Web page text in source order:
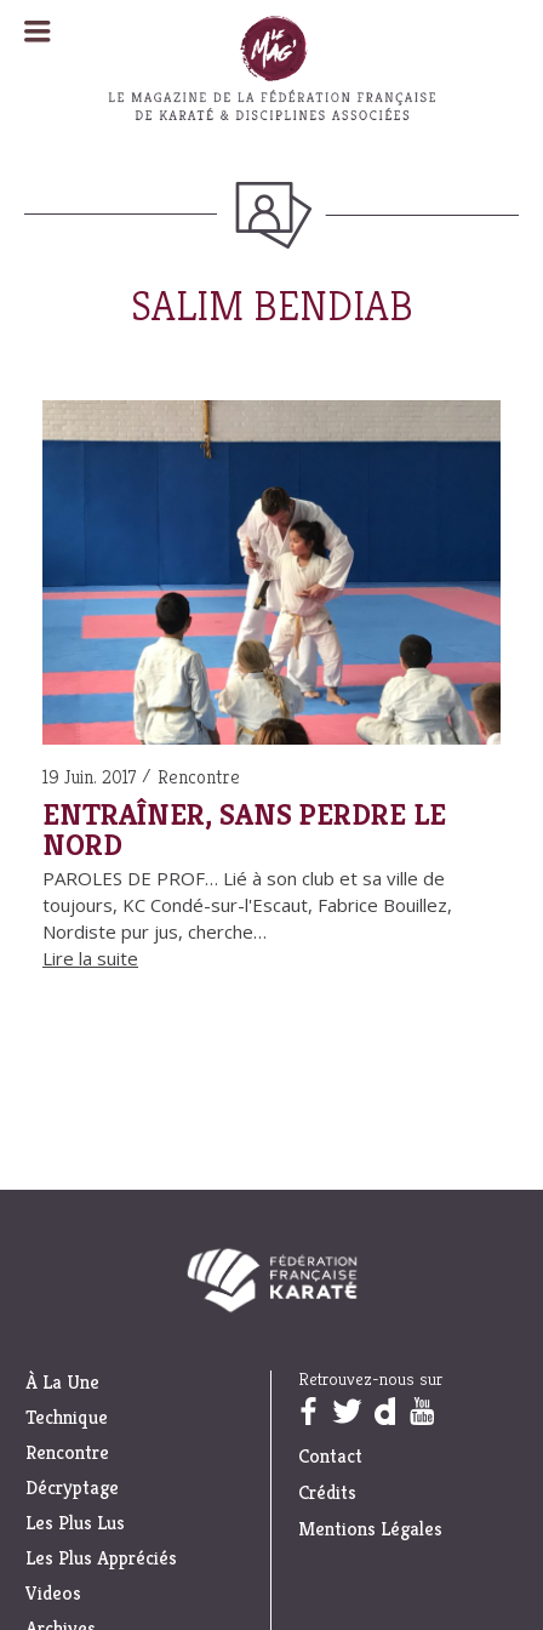
SALIM BENDIAB
19 Juin. 2017 Rencontre
ENTRAÎNER, SANS PERDRE LE
NORD
PAROLES DE PROF… Lié à son club et sa ville de
toujours, KC Condé-sur-l'Escaut, Fabrice Bouillez,
Nordiste pur jus, cherche…
Lire la suite
À La Une
Technique
Rencontre
Décryptage
Les Plus Lus
Les Plus Appréciés
Videos
Retrouvez-nous sur
Trouvez nous sur :
Contact
Crédits
Mentions Légales